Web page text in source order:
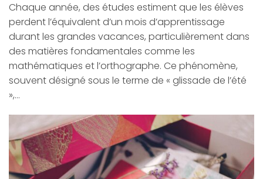
Chaque année, des études estiment que les élèves
perdent l’équivalent d’un mois d’apprentissage
durant les grandes vacances, particulièrement dans
des matières fondamentales comme les
mathématiques et l’orthographe. Ce phénomène,
souvent désigné sous le terme de « glissade de l’été
»,…